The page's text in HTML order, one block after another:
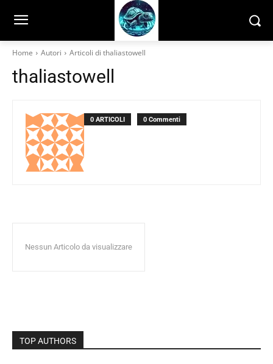
Home Autori Articoli di thaliastowell
thaliastowell
0 ARTICOLI 0 Commenti
Nessun Articolo da visualizzare
TOP AUTHORS